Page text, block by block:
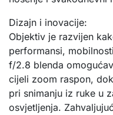
Dizajn i inovacije:
Objektiv je razvijen
performansi,
f/2.8 blenda
cijeli zoom raspon,
pri snimanju iz ruke u
osvjetljenja.